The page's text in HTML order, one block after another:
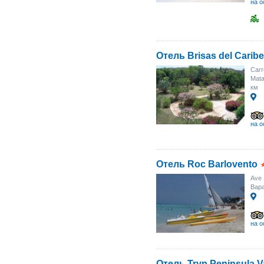
на
Отель Brisas del Caribe
км
на
Отель Roc Barlovento
Ave
на